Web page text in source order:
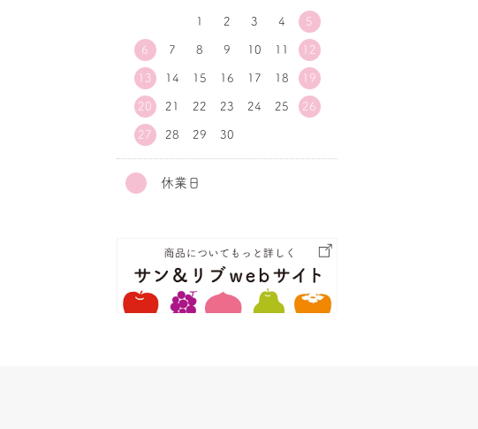
1 2 3 4 5
6 7 8 9 10 11 12
13 14 15 16 17 18 19
20 21 22 23 24 25 26
27 28 29 30
休業日